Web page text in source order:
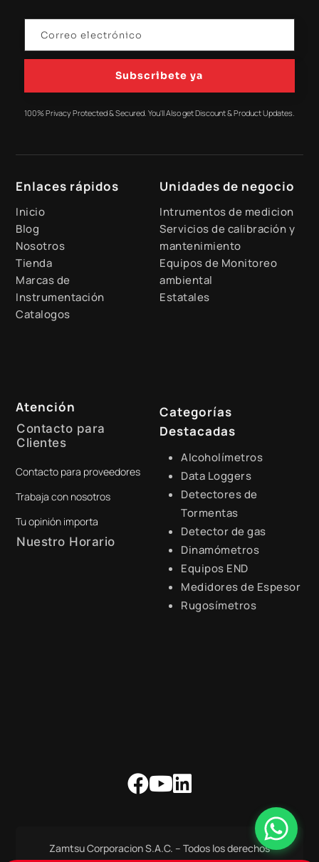
Subscribete ya
100% Privacy Protected & Secured. You'll Also get Discount & Product Updates.
Enlaces rápidos
Inicio
Blog
Nosotros
Tienda
Marcas de
Instrumentación
Catalogos
Unidades de negocio
Intrumentos de medicion
Servicios de calibración y
mantenimiento
Equipos de Monitoreo
ambiental
Estatales
Atención
Contacto para
Clientes
+51 941 525 454
digital@zamtsu.com
Contacto para proveedores
Trabaja con nosotros
Tu opinión importa
Nuestro Horario
Categorías
Destacadas
Alcoholímetros
Data Loggers
Detectores de
Tormentas
Detector de gas
Dinamómetros
Equipos END
Medidores de Espesor
Rugosímetros
Zamtsu Corporacion S.A.C. – Todos los derechos